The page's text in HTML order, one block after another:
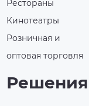
Рестораны
Кинотеатры
Розничная и
оптовая торговля
Решения